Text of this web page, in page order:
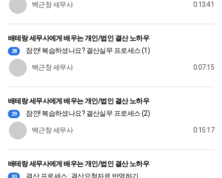
백근창 세무사 0:13:41
배테랑 세무사에게 배우는 개인/법인 결산 노하우
28 잠깐! 복습하셨나요? 결산실무 프로세스 (1)
백근창 세무사 0:07:15
배테랑 세무사에게 배우는 개인/법인 결산 노하우
29 잠깐! 복습하셨나요? 결산실무 프로세스 (2)
백근창 세무사 0:15:17
배테랑 세무사에게 배우는 개인/법인 결산 노하우
30 결산 프로세스 : 결산요청자료 반영하기